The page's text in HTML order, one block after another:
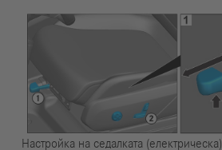
Настройка на седалката (електрическа)